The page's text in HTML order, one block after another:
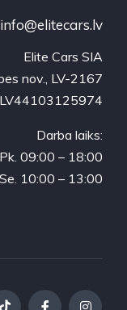
info@elitecars.lv
Elite Cars SIA
nov., LV-2167
Darba laiks:
09:00 – 18:00
Se. 10:00 – 13:00